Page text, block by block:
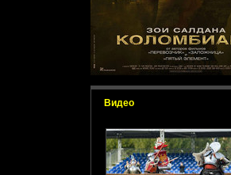
Видео